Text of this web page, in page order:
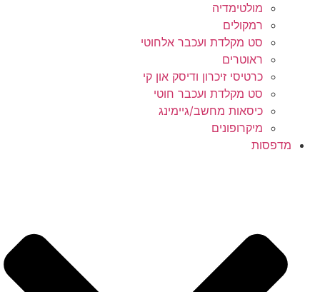
מולטימדיה
רמקולים
סט מקלדת ועכבר אלחוטי
ראוטרים
כרטיסי זיכרון ודיסק און קי
סט מקלדת ועכבר חוטי
כיסאות מחשב/גיימינג
מיקרופונים
מדפסות